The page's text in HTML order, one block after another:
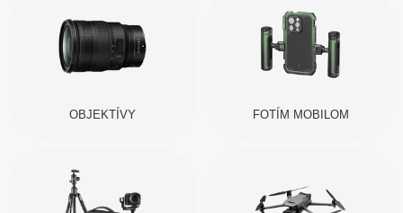
OBJEKTÍVY FOTÍM MOBILOM